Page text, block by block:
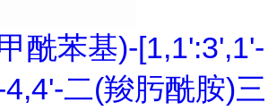
酰苯基)-[1,1':3',1'-
二(羧肟酰胺)三